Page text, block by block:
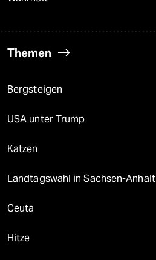
Themen
Bergsteigen
USA unter Trump
Katzen
Landtagswahl in Sachsen-Anhalt
Ceuta
Hitze